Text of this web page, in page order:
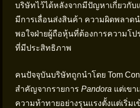
บริษัทไว้ได้หลังจากมีปัญหาเกี่ยวกั
มีการเลื่อนส่งสินค้า ความผิดพลาด
พอใจฝ่ายผู้ถือหุ้นที่ต้องการความโป
ที่มีประสิทธิภาพ
คนปัจจุบันบริษัทถูกนำโดย Tom
สำคัญจากรายการ Pandora แต่เขา
ความท้าทายอย่างรุนแรงตั้งแต่เริ่ม